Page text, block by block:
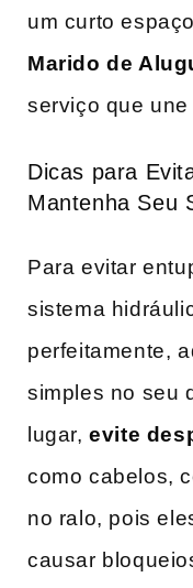
um curto
Marido de
serviço que
Dicas para
Mantenha Seu
Para evitar
sistema
perfeitamente,
simples no seu
lugar,evite
como cabelos,
no ralo, pois
causar